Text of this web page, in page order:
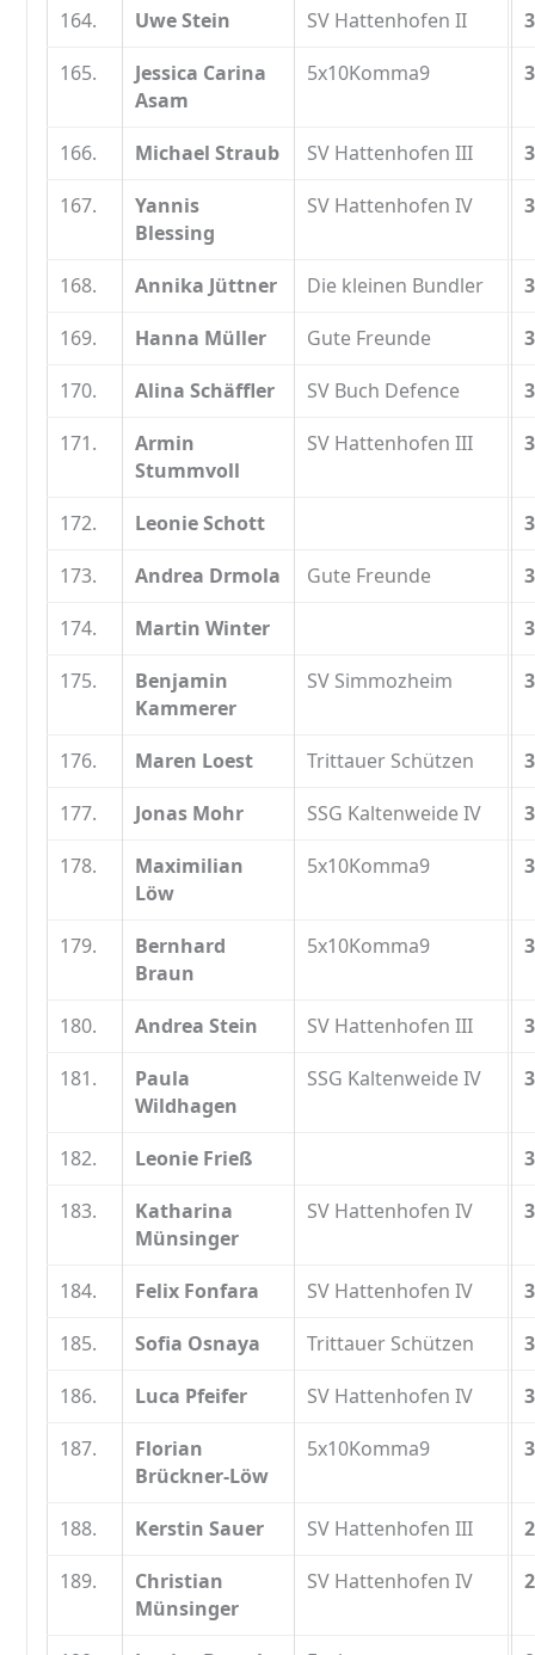
164.
Uwe Stein SV Hattenhofen II
165.
Jessica Carina
Asam
5x10Komma9
166. Michael Straub SV Hattenhofen III
167.
Yannis
Blessing
SV Hattenhofen IV
168. Annika Jüttner Die kleinen Bundler
169.
Hanna Müller Gute Freunde
170.
Alina Schäffler SV Buch Defence
171.
Armin
Stummvoll
SV Hattenhofen III
172. Leonie Schott
173.
Andrea Drmola Gute Freunde
174.
Martin Winter
175.
Benjamin
Kammerer
SV Simmozheim
176. Maren Loest Trittauer Schützen
177.
Jonas Mohr SSG Kaltenweide IV
178.
Maximilian
Löw
5x10Komma9
179.
Bernhard
Braun
5x10Komma9
180. Andrea Stein SV Hattenhofen III
181.
Paula
Wildhagen
SSG Kaltenweide IV
182. Leonie Frieß
183.
Katharina
Münsinger
SV Hattenhofen IV
184. Felix Fonfara SV Hattenhofen IV
185.
Sofia Osnaya Trittauer Schützen
186.
Luca Pfeifer SV Hattenhofen IV
187.
Florian
Brückner-Löw
5x10Komma9
188. Kerstin Sauer SV Hattenhofen III
189.
Christian
Münsinger
SV Hattenhofen IV